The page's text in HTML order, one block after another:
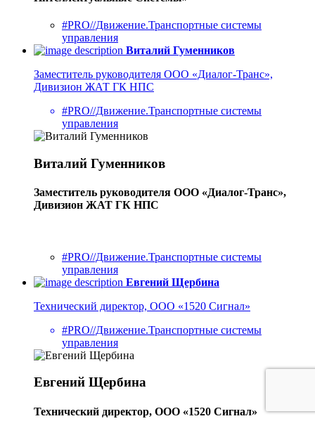
#PRO//Движение.Транспортные системы
управления
Виталий Гуменников
Заместитель руководителя ООО «Диалог-Транс»,
Дивизион ЖАТ ГК НПС
#PRO//Движение.Транспортные системы
управления
Виталий Гуменников
Заместитель руководителя ООО «Диалог-Транс»,
Дивизион ЖАТ ГК НПС
#PRO//Движение.Транспортные системы
управления
Евгений Щербина
Технический директор, ООО «1520 Сигнал»
#PRO//Движение.Транспортные системы
управления
Евгений Щербина
Технический директор, ООО «1520 Сигнал»